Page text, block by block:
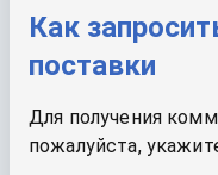
Как
поставки
Для получения
пожалуйста,